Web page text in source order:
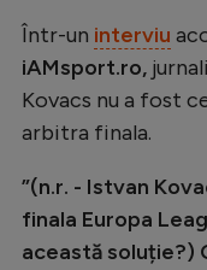
Într-un interviu
iAMsport.ro,
Kovacs nu a fost
arbitra finala.
”(n.r. - Istvan
finala Europa
această soluție?)